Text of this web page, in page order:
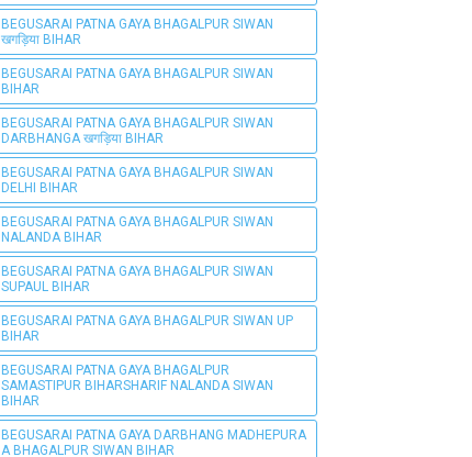
BEGUSARAI PATNA GAYA BHAGALPUR SIWAN
खगड़िया BIHAR
BEGUSARAI PATNA GAYA BHAGALPUR SIWAN
BIHAR
BEGUSARAI PATNA GAYA BHAGALPUR SIWAN
DARBHANGA खगड़िया BIHAR
BEGUSARAI PATNA GAYA BHAGALPUR SIWAN
DELHI BIHAR
BEGUSARAI PATNA GAYA BHAGALPUR SIWAN
NALANDA BIHAR
BEGUSARAI PATNA GAYA BHAGALPUR SIWAN
SUPAUL BIHAR
BEGUSARAI PATNA GAYA BHAGALPUR SIWAN UP
BIHAR
BEGUSARAI PATNA GAYA BHAGALPUR
SAMASTIPUR BIHARSHARIF NALANDA SIWAN
BIHAR
BEGUSARAI PATNA GAYA DARBHANG MADHEPURA
A BHAGALPUR SIWAN BIHAR